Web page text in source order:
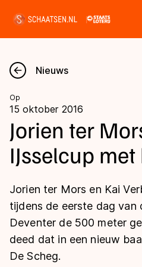
Nieuws
Kalender
Disciplines
Langebaan
Shorttrack
Inlineskaten
Uitslagen
Langebaan
Shorttrack
Marathon
Tijden & historie
Ranglijsten Langebaan
Nieuws
Op
15 oktober 2016
Jorien ter
IJsselcup
Jorien ter Mors en Kai
tijdens de eerste dag van
Deventer de 500 meter
deed dat in een nieuw
De Scheg.